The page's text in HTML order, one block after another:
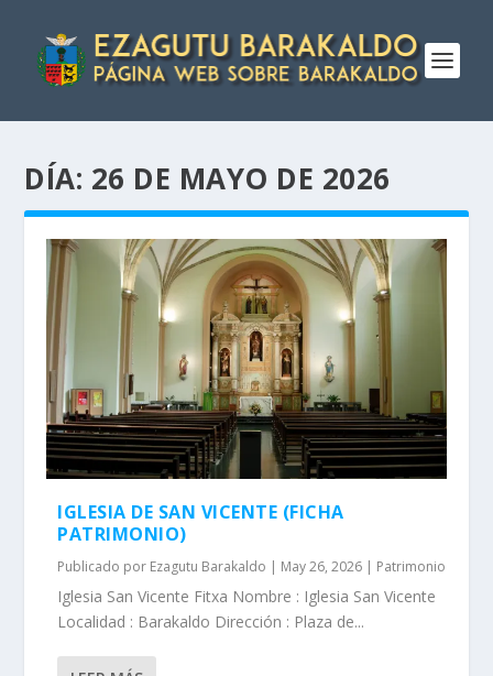
DÍA: 26 DE MAYO DE 2026
IGLESIA DE SAN VICENTE (FICHA
PATRIMONIO)
Publicado por Ezagutu Barakaldo | May 26, 2026 | Patrimonio
Iglesia San Vicente Fitxa Nombre : Iglesia San Vicente
Localidad : Barakaldo Dirección : Plaza de...